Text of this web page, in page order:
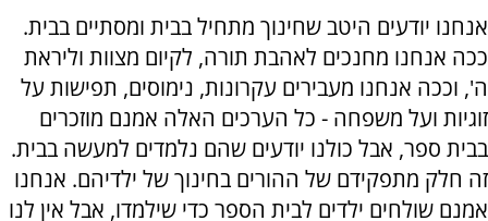
אנחנו יודעים היטב שחינוך מתחיל בבית ומסתיים בבית.
ככה אנחנו מחנכים לאהבת תורה, לקיום מצוות וליראת
ה', וככה אנחנו מעבירים עקרונות, נימוסים, תפישות על
זוגיות ועל משפחה - כל הערכים האלה אמנם מוזכרים
בבית ספר, אבל כולנו יודעים שהם נלמדים למעשה בבית.
זה חלק מתפקידם של ההורים בחינוך של ילדיהם. אנחנו
אמנם שולחים ילדים לבית הספר כדי שילמדו, אבל אין לנו